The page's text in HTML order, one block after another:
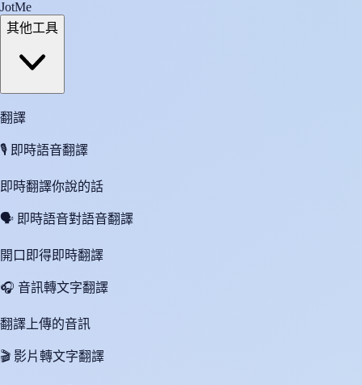
JotMe
其他工具
翻譯
🎙️ 即時語音翻譯
即時翻譯你說的話
🗣️ 即時語音對語音翻譯
開口即得即時翻譯
🎧 音訊轉文字翻譯
翻譯上傳的音訊
🎬 影片轉文字翻譯